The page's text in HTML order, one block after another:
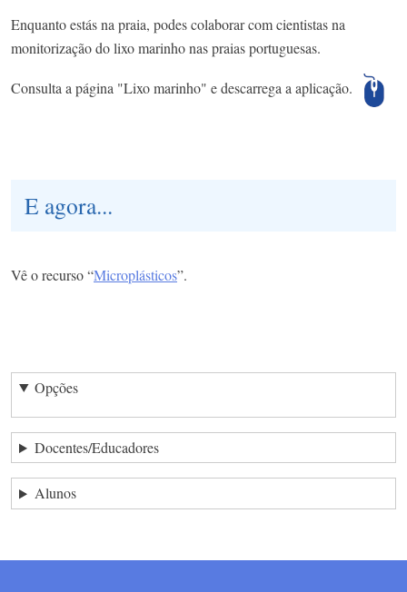
Enquanto estás na praia, podes colaborar com cientistas na
monitorização do lixo marinho nas praias portuguesas.
Consulta a página "Lixo marinho" e descarrega a aplicação.
E agora...
Vê o recurso “Microplásticos”.
Opções
Docentes/Educadores
Alunos